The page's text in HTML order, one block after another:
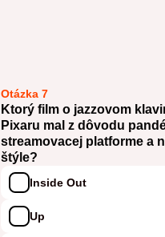
Otázka 7
Ktorý film o jazzovom
Pixaru mal z dôvodu
streamovacej platforme a
štýle?
Inside Out
Up